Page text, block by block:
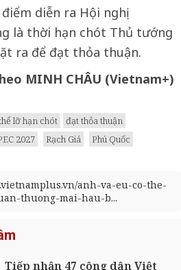
diễn ra Hội nghị
là thời hạn chót Thủ tướng
ra để đạt thỏa thuận.
MINH CHÂU (Vietnam+)
lỡ hạn chót
đạt thỏa thuận
2027 Rạch Giá
Phú Quốc
anh-va-eu-co-the-
thuong-mai-hau-b...
Tiếp nhận 47 công dân Việt